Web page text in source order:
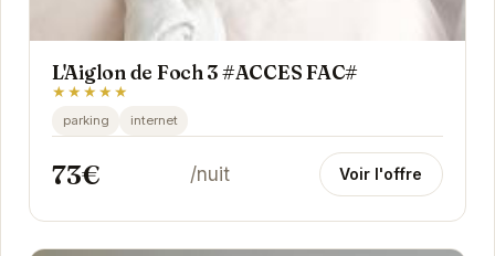
L'Aiglon de Foch 3 #ACCES FAC#
★★★★★
parking internet
73€ /nuit Voir l'offre